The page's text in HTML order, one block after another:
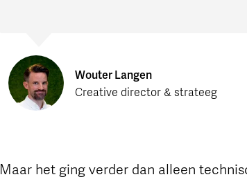
Wouter Langen
Creative director & strateeg
Maar het ging verder dan alleen